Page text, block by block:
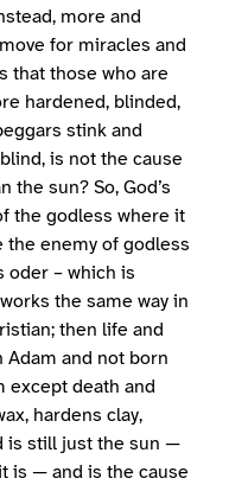
more and
for miracles and
that those who are
hardened, blinded,
stink and
is not the cause
the sun? So, God’s
the godless where it
the enemy of godless
oder – which is
the same way in
then life and
Adam and not born
except death and
hardens clay,
is still just the sun —
is — and is the cause